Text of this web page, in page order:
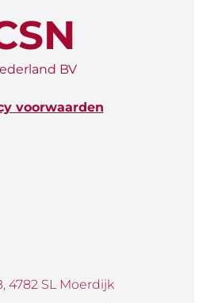
BV
voorwaarden
4782 SL Moerdijk